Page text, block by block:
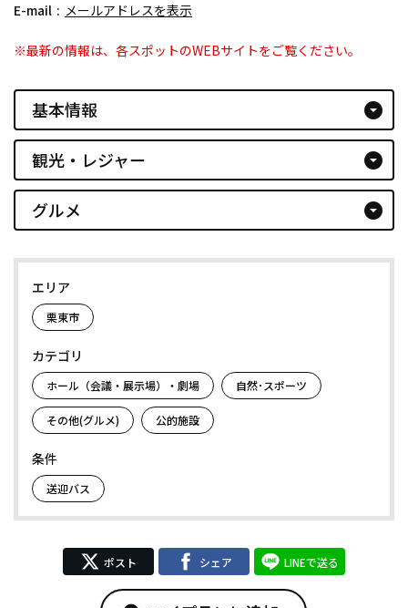
E-mail
メールアドレスを表示
※最新の情報は、各スポットのWEBサイトをご覧ください。
基本情報 arrow_drop_down_circle
観光・レジャー arrow_drop_down_circle
グルメ arrow_drop_down_circle
エリア
栗東市
カテゴリ
ホール（会議・展示場）・劇場 自然･スポーツ
その他(グルメ) 公的施設
条件
送迎バス
ポスト シェア LINEで送る